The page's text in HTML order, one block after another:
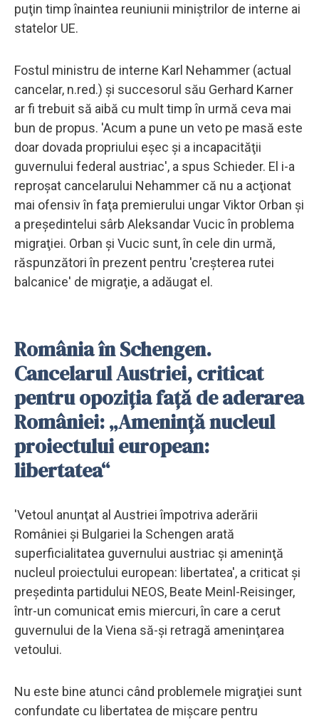
puţin timp înaintea reuniunii miniştrilor de interne ai
statelor UE.
Fostul ministru de interne Karl Nehammer (actual
cancelar, n.red.) şi succesorul său Gerhard Karner
ar fi trebuit să aibă cu mult timp în urmă ceva mai
bun de propus. 'Acum a pune un veto pe masă este
doar dovada propriului eşec şi a incapacităţii
guvernului federal austriac', a spus Schieder. El i-a
reproşat cancelarului Nehammer că nu a acţionat
mai ofensiv în faţa premierului ungar Viktor Orban şi
a preşedintelui sârb Aleksandar Vucic în problema
migraţiei. Orban şi Vucic sunt, în cele din urmă,
răspunzători în prezent pentru 'creşterea rutei
balcanice' de migraţie, a adăugat el.
România în Schengen.
Cancelarul Austriei, criticat
pentru opoziţia faţă de aderarea
României: „Ameninţă nucleul
proiectului european:
libertatea“
'Vetoul anunţat al Austriei împotriva aderării
României şi Bulgariei la Schengen arată
superficialitatea guvernului austriac şi ameninţă
nucleul proiectului european: libertatea', a criticat şi
preşedinta partidului NEOS, Beate Meinl-Reisinger,
într-un comunicat emis miercuri, în care a cerut
guvernului de la Viena să-şi retragă ameninţarea
vetoului.
Nu este bine atunci când problemele migraţiei sunt
confundate cu libertatea de mişcare pentru